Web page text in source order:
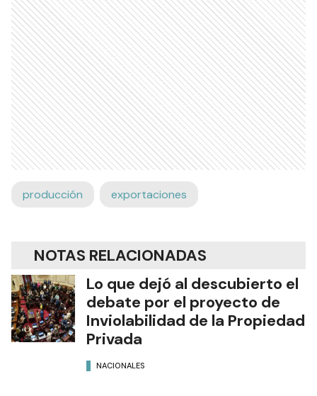
producción exportaciones
NOTAS RELACIONADAS
Lo que dejó al descubierto el
debate por el proyecto de
Inviolabilidad de la Propiedad
Privada
NACIONALES